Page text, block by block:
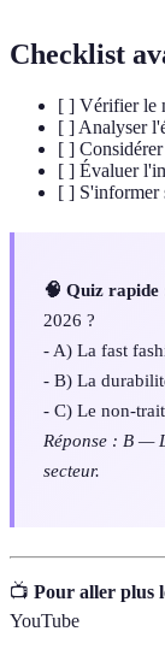
Checklist
[ ] Vérifier le
[ ] Analyser
[ ]
[ ] Évaluer
[ ] S'informer
🧠 Quiz rapide
2026 ?
- A) La fast
- B) La
- C) Le non-
Réponse : B —
secteur.
📺 Pour aller plus
YouTube